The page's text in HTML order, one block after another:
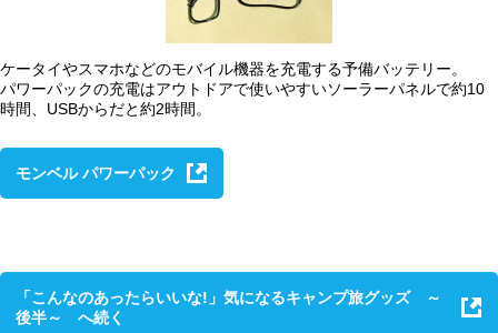
ケータイやスマホなどのモバイル機器を充電する予備バッテリー。
パワーパックの充電はアウトドアで使いやすいソーラーパネルで約10
時間、USBからだと約2時間。
モンベル パワーパック
「こんなのあったらいいな!」気になるキャンプ旅グッズ ～
後半～ へ続く